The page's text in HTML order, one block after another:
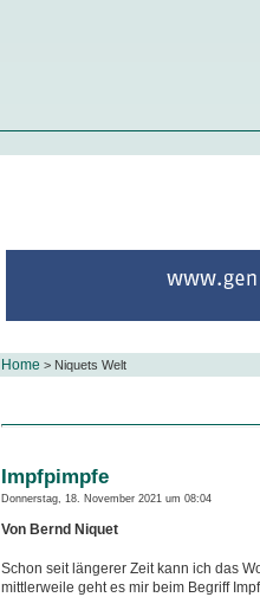
Home > Niquets Welt
Impfpimpfe
Donnerstag, 18. November 2021 um 08:04
Von Bernd Niquet
Schon seit längerer Zeit kann ich das
mittlerweile geht es mir beim Begriff